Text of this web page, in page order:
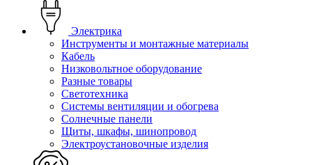
Электрика
Инструменты и монтажные материалы
Кабель
Низковольтное оборудование
Разные товары
Светотехника
Системы вентиляции и обогрева
Солнечные панели
Щиты, шкафы, шинопровод
Электроустановочные изделия